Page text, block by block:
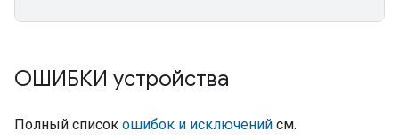
ОШИБКИ устройства
Полный список ошибок и исключений см.